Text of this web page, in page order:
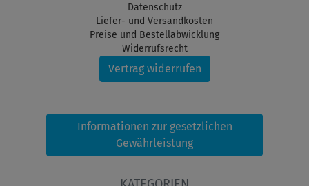
Datenschutz
Liefer- und Versandkosten
Preise und Bestellabwicklung
Widerrufsrecht
Vertrag widerrufen
Informationen zur gesetzlichen
Gewährleistung